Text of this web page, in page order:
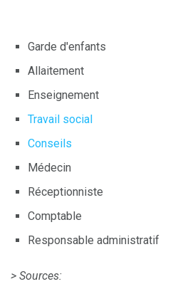
Garde d'enfants
Allaitement
Enseignement
Travail social
Conseils
Médecin
Réceptionniste
Comptable
Responsable administratif
> Sources: